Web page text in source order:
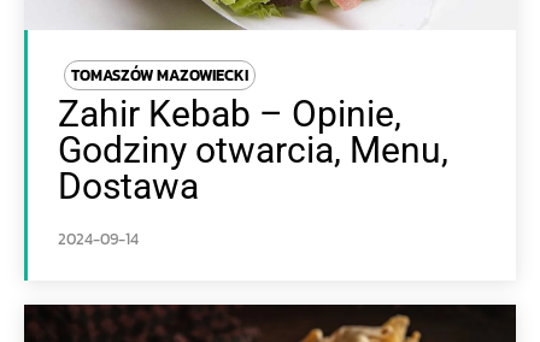
TOMASZÓW MAZOWIECKI
Zahir Kebab – Opinie,
Godziny otwarcia, Menu,
Dostawa
2024-09-14